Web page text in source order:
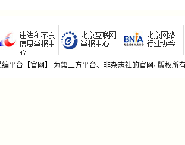
平台【官网】 为第三方平台、非杂志社的官网· 版权